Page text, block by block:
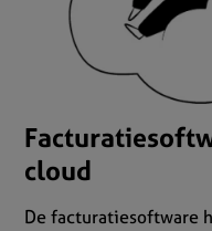
cloud
De facturatiesoftware